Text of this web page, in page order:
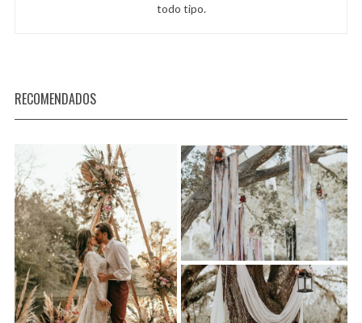
todo tipo.
RECOMENDADOS
e
a
r
c
h
f
o
r